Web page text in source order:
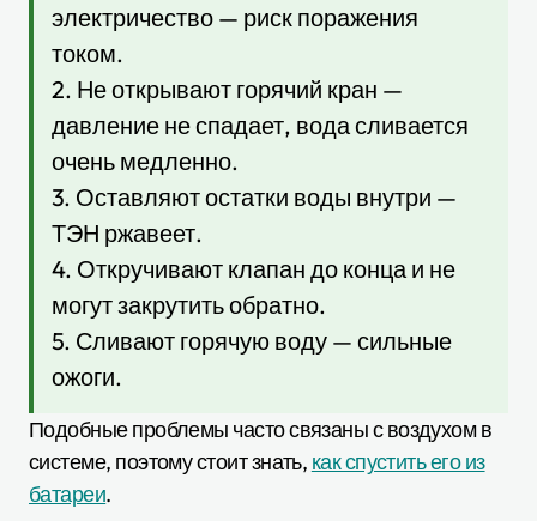
электричество — риск поражения
током.
2. Не открывают горячий кран —
давление не спадает, вода сливается
очень медленно.
3. Оставляют остатки воды внутри —
ТЭН ржавеет.
4. Откручивают клапан до конца и не
могут закрутить обратно.
5. Сливают горячую воду — сильные
ожоги.
Подобные проблемы часто связаны с воздухом в
системе, поэтому стоит знать, как спустить его из
батареи.